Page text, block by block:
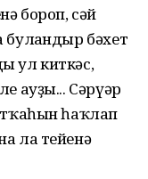
бороп, сәй
бәхет
ул киткәс,
ауҙы... Сәрүәр
һаҡлап
ла тейенә